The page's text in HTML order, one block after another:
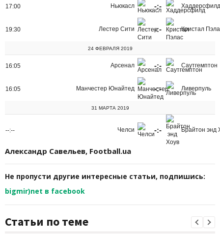
17:00 Ньюкасл -:- Хаддерсфилд
19:30 Лестер Сити -:- Кристал
24 ФЕВРАЛЯ 2019
16:05 Арсенал -:- Саутгемптон
16:05 Манчестер Юнайтед -:- Ливерпуль
31 МАРТА 2019
--:-- Челси -:- Брайтон энд
Александр Савельев, Football.ua
Не пропусти другие интересные статьи, подпишись:
bigmir)net в facebook
Статьи по теме